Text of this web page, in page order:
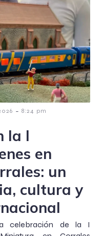
- 8:24 pm
la I
en
un
cultura y
celebración de la I